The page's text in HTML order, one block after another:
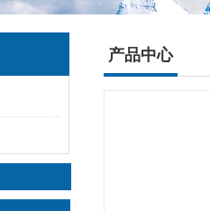
产品中心